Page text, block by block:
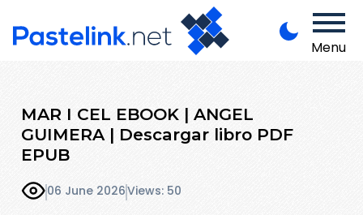
Menu
MAR I CEL EBOOK | ANGEL
GUIMERA | Descargar libro PDF
EPUB
06 June 2026Views: 50